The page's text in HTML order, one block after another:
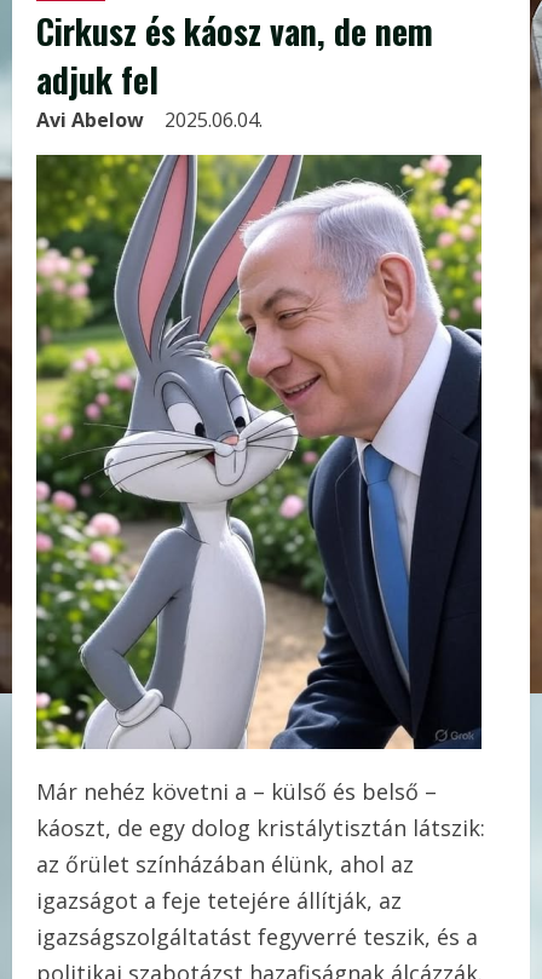
Cirkusz és káosz van, de nem
adjuk fel
Avi Abelow 2025.06.04.
Már nehéz követni a – külső és belső –
káoszt, de egy dolog kristálytisztán látszik:
az őrület színházában élünk, ahol az
igazságot a feje tetejére állítják, az
igazságszolgáltatást fegyverré teszik, és a